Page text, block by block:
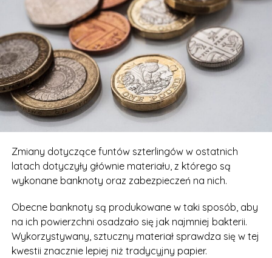
Zmiany dotyczące funtów szterlingów w ostatnich
latach dotyczyły głównie materiału, z którego są
wykonane banknoty oraz zabezpieczeń na nich.
Obecne banknoty są produkowane w taki sposób, aby
na ich powierzchni osadzało się jak najmniej bakterii.
Wykorzystywany, sztuczny materiał sprawdza się w tej
kwestii znacznie lepiej niż tradycyjny papier.